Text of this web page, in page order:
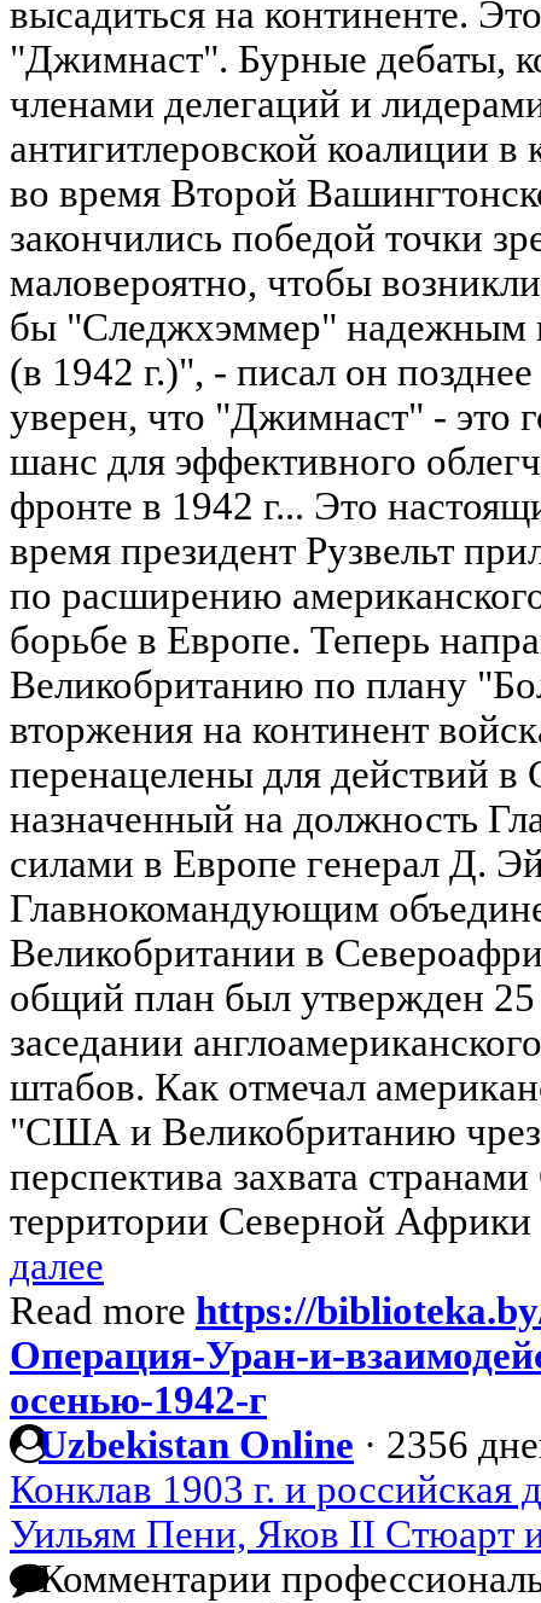
высадиться на континенте.
"Джимнаст". Бурные дебаты,
членами делегаций и
антигитлеровской коалиции
во время Второй
закончились победой точки
маловероятно, чтобы
бы "Следжхэммер" надежным
(в 1942 г.)", - писал он
уверен, что "Джимнаст" - это
шанс для эффективного
фронте в 1942 г... Это
время президент Рузвельт
по расширению
борьбе в Европе. Теперь
Великобританию по плану
вторжения на континент
перенацелены для действий
назначенный на должность
силами в Европе генерал Д.
Главнокомандующим
Великобритании в
общий план был утвержден
заседании
штабов. Как отмечал
"США и Великобританию
перспектива захвата
территории Северной
далее
Read more https://
Операция-Уран-и-
осенью-1942-г
Uzbekistan Online · 2356
Конклав 1903 г. и российская
Уильям Пени, Яков II Стюарт
Комментарии